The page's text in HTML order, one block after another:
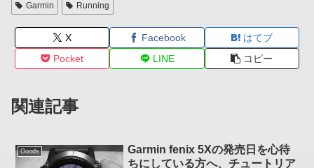
Garmin Running
X Facebook
はてブ
Pocket
LINE コピー
関連記事
Goods
Garmin fenix 5Xの発売日を心待
ちにしている方へ、チュートリア